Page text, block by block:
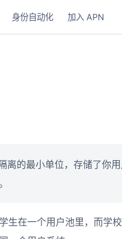
身份自动化 加入 APN
离的最小单位，存储了你
生在一个用户池里，而学